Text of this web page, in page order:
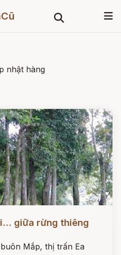
nhật hàng
giữa rừng thiêng
Mắp, thị trấn Ea